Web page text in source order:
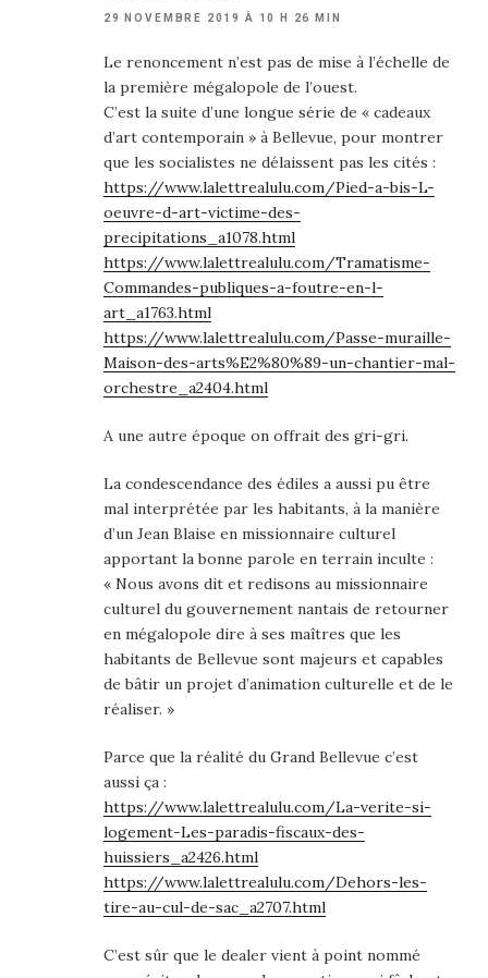
29 NOVEMBRE 2019 À 10 H 26 MIN
Le renoncement n’est pas de mise à l’échelle de
la première mégalopole de l’ouest.
C’est la suite d’une longue série de « cadeaux
d’art contemporain » à Bellevue, pour montrer
que les socialistes ne délaissent pas les cités :
https://www.lalettrealulu.com/Pied-a-bis-L-
oeuvre-d-art-victime-des-
precipitations_a1078.html
https://www.lalettrealulu.com/Tramatisme-
Commandes-publiques-a-foutre-en-l-
art_a1763.html
https://www.lalettrealulu.com/Passe-muraille-
Maison-des-arts%E2%80%89-un-chantier-mal-
orchestre_a2404.html
A une autre époque on offrait des gri-gri.
La condescendance des édiles a aussi pu être
mal interprétée par les habitants, à la manière
d’un Jean Blaise en missionnaire culturel
apportant la bonne parole en terrain inculte :
« Nous avons dit et redisons au missionnaire
culturel du gouvernement nantais de retourner
en mégalopole dire à ses maîtres que les
habitants de Bellevue sont majeurs et capables
de bâtir un projet d’animation culturelle et de le
réaliser. »
Parce que la réalité du Grand Bellevue c’est
aussi ça :
https://www.lalettrealulu.com/La-verite-si-
logement-Les-paradis-fiscaux-des-
huissiers_a2426.html
https://www.lalettrealulu.com/Dehors-les-
tire-au-cul-de-sac_a2707.html
C’est sûr que le dealer vient à point nommé